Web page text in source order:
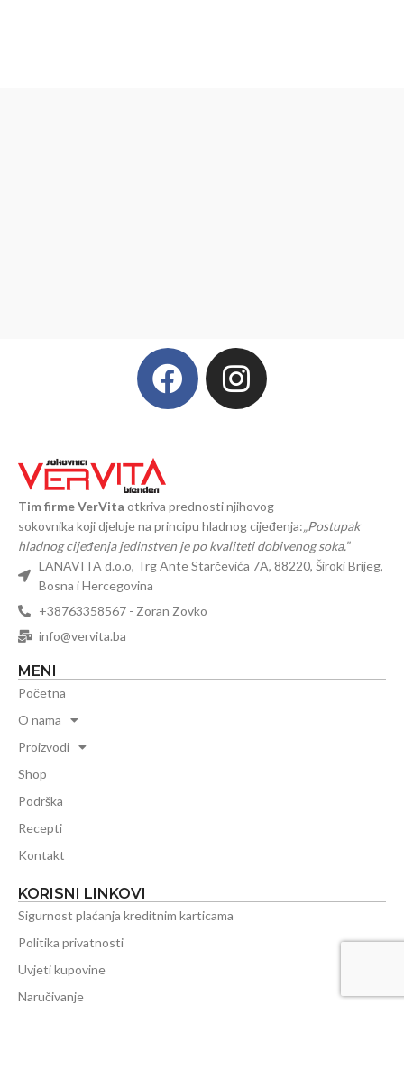
Tim firme VerVita otkriva prednosti njihovog
sokovnika koji djeluje na principu hladnog cijeđenja:„Postupak
hladnog cijeđenja jedinstven je po kvaliteti dobivenog soka.”
LANAVITA d.o.o, Trg Ante Starčevića 7A, 88220, Široki Brijeg,
Bosna i Hercegovina
+38763358567 - Zoran Zovko
info@vervita.ba
MENI
Početna
O nama
Proizvodi
Shop
Podrška
Recepti
Kontakt
KORISNI LINKOVI
Sigurnost plaćanja kreditnim karticama
Politika privatnosti
Uvjeti kupovine
Naručivanje